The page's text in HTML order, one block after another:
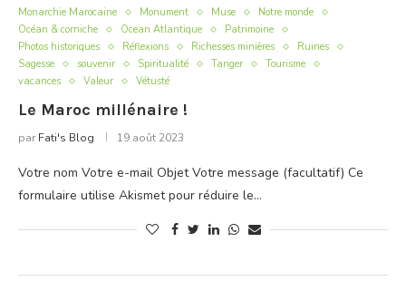
Monarchie Marocaine
Monument Muse
Notre monde
Océan & corniche
Ocean Atlantique
Patrimoine
Photos historiques
Réflexions Richesses minières
Ruines
Sagesse
souvenir Spiritualité Tanger
Tourisme
vacances
Valeur Vétusté
Le Maroc millénaire !
par Fati's Blog 19 août 2023
Votre nom Votre e-mail Objet Votre message (facultatif) Ce
formulaire utilise Akismet pour réduire le…